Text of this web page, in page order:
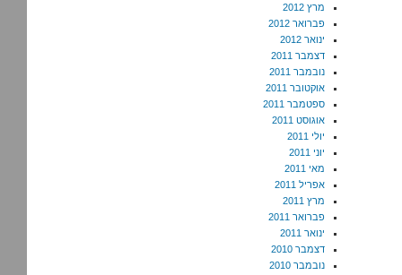
מרץ 2012
פברואר 2012
ינואר 2012
דצמבר 2011
נובמבר 2011
אוקטובר 2011
ספטמבר 2011
אוגוסט 2011
יולי 2011
יוני 2011
מאי 2011
אפריל 2011
מרץ 2011
פברואר 2011
ינואר 2011
דצמבר 2010
נובמבר 2010